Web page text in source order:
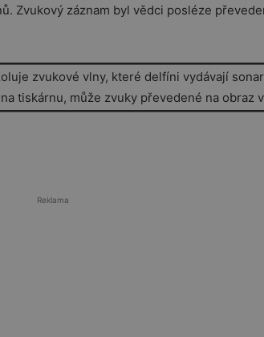
Zvukový záznam byl vědci posléze
zvukové vlny, které delfíni vydávají
tiskárnu, může zvuky převedené na obraz
Reklama